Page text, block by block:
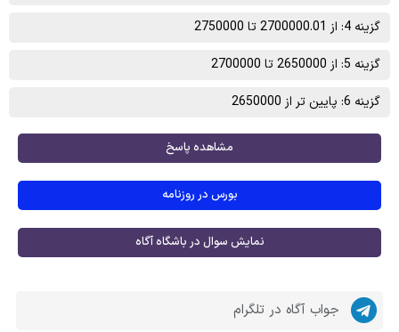
گزینه 4: از 2700000.01 تا 2750000
گزینه 5: از 2650000 تا 2700000
گزینه 6: پایین تر از 2650000
مشاهده پاسخ
بورس در روزنامه
نمایش سوال در باشگاه آگاه
جواب آگاه در تلگرام